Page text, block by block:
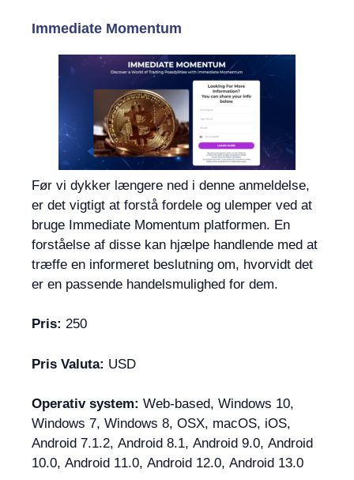
Immediate Momentum
Før vi dykker længere ned i denne anmeldelse,
er det vigtigt at forstå fordele og ulemper ved at
bruge Immediate Momentum platformen. En
forståelse af disse kan hjælpe handlende med at
træffe en informeret beslutning om, hvorvidt det
er en passende handelsmulighed for dem.
Pris: 250
Pris Valuta: USD
Operativ system: Web-based, Windows 10,
Windows 7, Windows 8, OSX, macOS, iOS,
Android 7.1.2, Android 8.1, Android 9.0, Android
10.0, Android 11.0, Android 12.0, Android 13.0